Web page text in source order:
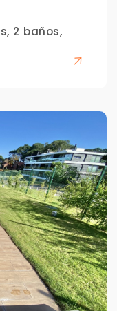
2 baños,